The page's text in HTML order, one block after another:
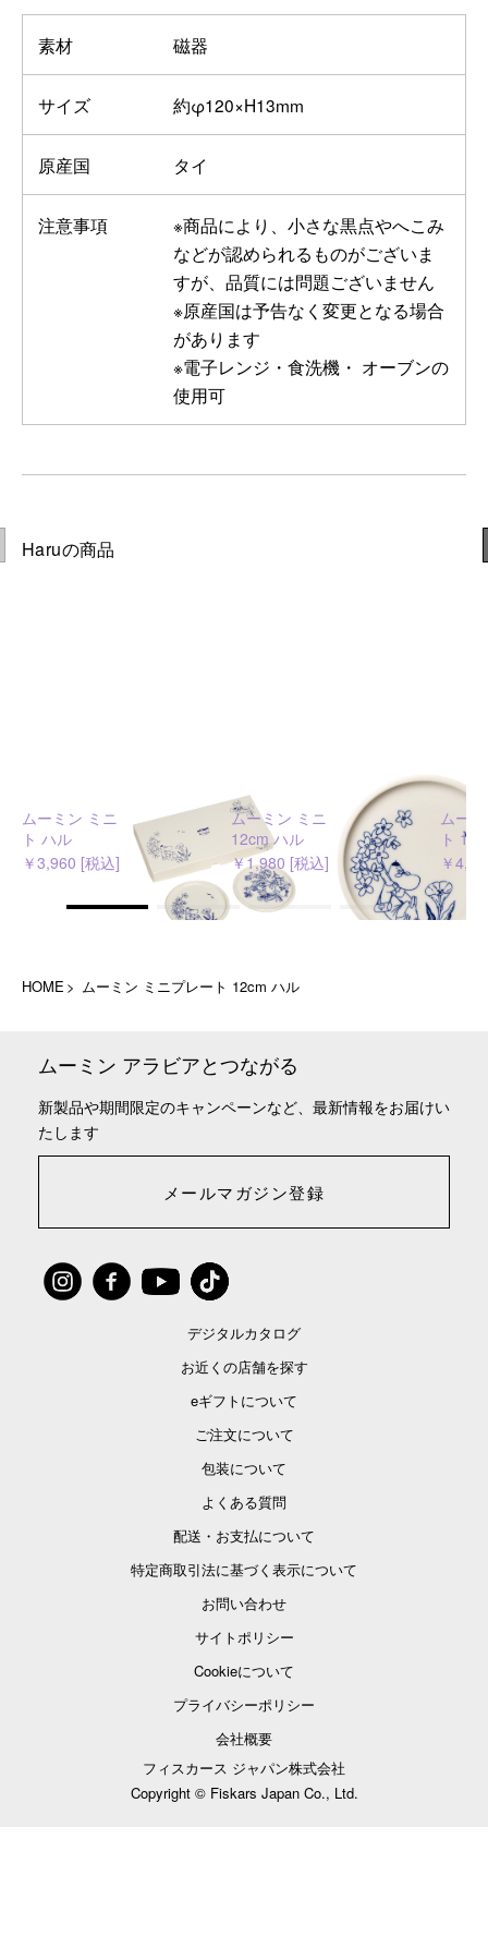
素材 磁器
サイズ 約φ120×H13mm
原産国 タイ
注意事項
※商品により、小さな黒点やへこみ
などが認められるものがございま
すが、品質には問題ございません
※原産国は予告なく変更となる場合
があります
※電子レンジ・食洗機・ オーブンの
使用可
Haruの商品
ムーミン ミニプレート セッ
ト ハル
￥3,960 [税込]
ムーミン ミニプレート
12cm ハル
￥1,980 [税込]
ムー
ト
￥
HOME ムーミン ミニプレート 12cm ハル
ムーミン アラビアとつながる
新製品や期間限定のキャンペーンなど、最新情報をお届けい
たします
メールマガジン登録
デジタルカタログ
お近くの店舗を探す
eギフトについて
ご注文について
包装について
よくある質問
配送・お支払について
特定商取引法に基づく表示について
お問い合わせ
サイトポリシー
Cookieについて
プライバシーポリシー
会社概要
フィスカース ジャパン株式会社
Copyright © Fiskars Japan Co., Ltd.